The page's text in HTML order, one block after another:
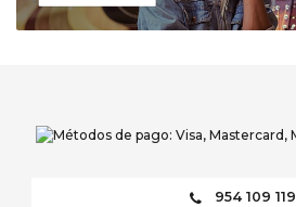
954 109 119